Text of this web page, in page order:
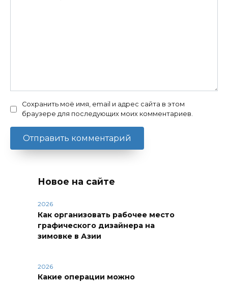
Сохранить моё имя, email и адрес сайта в этом
браузере для последующих моих комментариев.
Новое на сайте
2026
Как организовать рабочее место
графического дизайнера на
зимовке в Азии
2026
Какие операции можно